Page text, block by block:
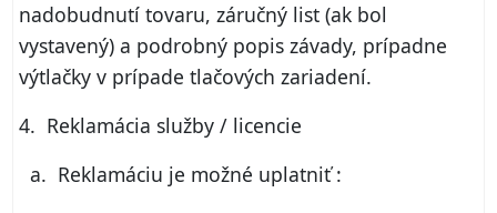
nadobudnutí tovaru, záručný list (ak bol
vystavený) a podrobný popis závady, prípadne
výtlačky v prípade tlačových zariadení.
4. Reklamácia služby / licencie
a. Reklamáciu je možné uplatniť :